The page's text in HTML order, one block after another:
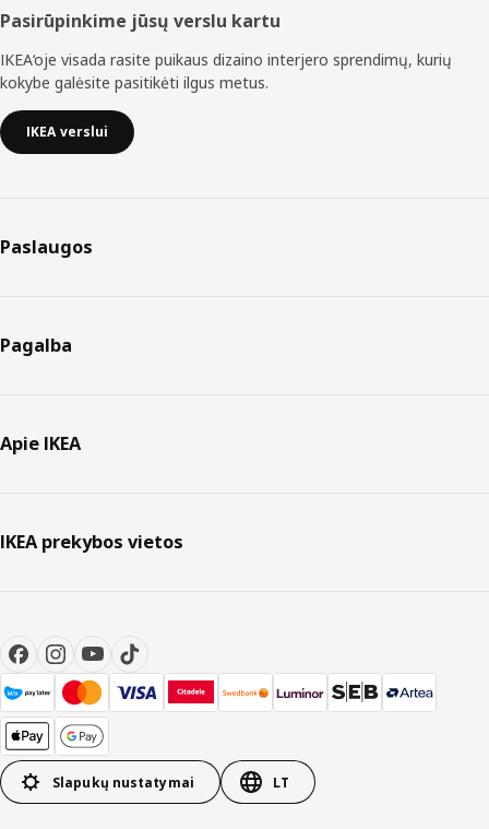
Pasirūpinkime jūsų verslu kartu
IKEA‘oje visada rasite puikaus dizaino interjero sprendimų, kurių
kokybe galėsite pasitikėti ilgus metus.
IKEA verslui
Paslaugos
Pagalba
Apie IKEA
IKEA prekybos vietos
Slapukų nustatymai LT